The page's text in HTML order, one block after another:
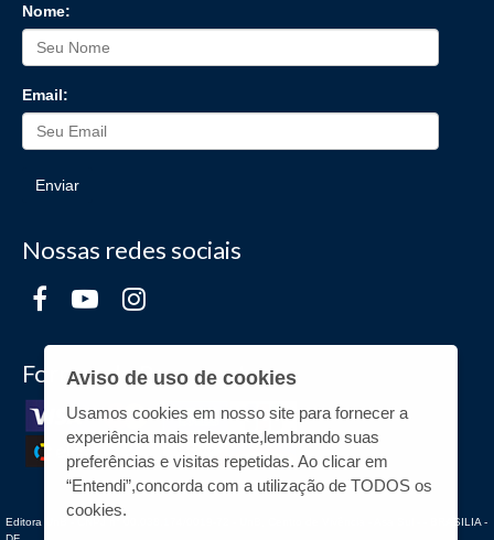
Nome:
Email:
Enviar
Nossas redes sociais
Formas de Pagamento
Editora UnB - CNPJ n° 00.038.174/0019-72 - UnB, Centro de Vivência - Asa Sul - - BRASILIA -
Aviso de uso de cookies
Usamos cookies em nosso site para fornecer a
experiência mais relevante,lembrando suas
preferências e visitas repetidas. Ao clicar em
“Entendi”,concorda com a utilização de TODOS os
cookies.